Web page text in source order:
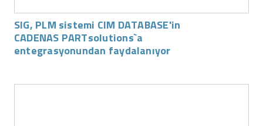
SIG, PLM sistemi CIM DATABASE'in
CADENAS PARTsolutions`a
entegrasyonundan faydalanıyor